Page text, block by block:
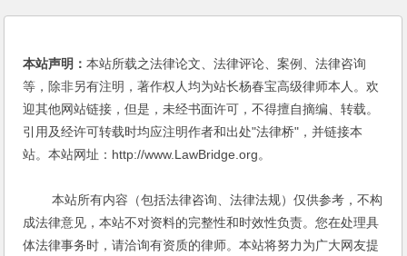
本站声明：本站所载之法律论文、法律评论、案例、法律咨询
等，除非另有注明，著作权人均为站长杨春宝高级律师本人。欢
迎其他网站链接，但是，未经书面许可，不得擅自摘编、转载。
引用及经许可转载时均应注明作者和出处"法律桥"，并链接本
站。本站网址：http://www.LawBridge.org。
本站所有内容（包括法律咨询、法律法规）仅供参考，不构
成法律意见，本站不对资料的完整性和时效性负责。您在处理具
体法律事务时，请洽询有资质的律师。本站将努力为广大网友提